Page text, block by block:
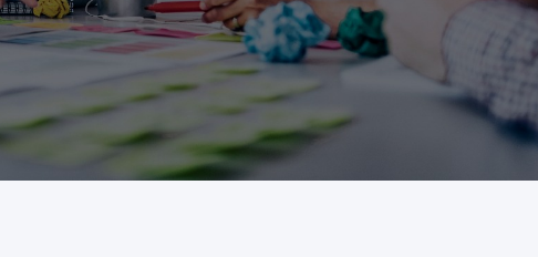
Koordynator / Koordynatorka
ds. utrzymania czystości
Inwemer System Sp. z o.o.
świętokrzyskie/ Kielce, i okolice